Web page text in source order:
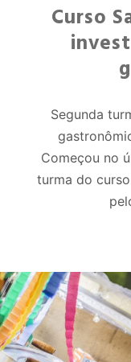
Curso
Segunda
Começou no
turma do